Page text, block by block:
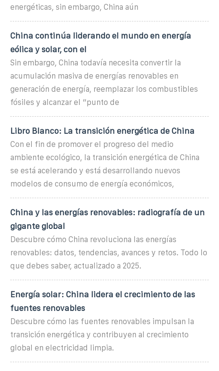
energéticas, sin embargo, China aún
China continúa liderando el mundo en energía
eólica y solar, con el
Sin embargo, China todavía necesita convertir la
acumulación masiva de energías renovables en
generación de energía, reemplazar los combustibles
fósiles y alcanzar el “punto de
Libro Blanco: La transición energética de China
Con el fin de promover el progreso del medio
ambiente ecológico, la transición energética de China
se está acelerando y está desarrollando nuevos
modelos de consumo de energía económicos,
China y las energías renovables: radiografía de un
gigante global
Descubre cómo China revoluciona las energías
renovables: datos, tendencias, avances y retos. Todo lo
que debes saber, actualizado a 2025.
Energía solar: China lidera el crecimiento de las
fuentes renovables
Descubre cómo las fuentes renovables impulsan la
transición energética y contribuyen al crecimiento
global en electricidad limpia.